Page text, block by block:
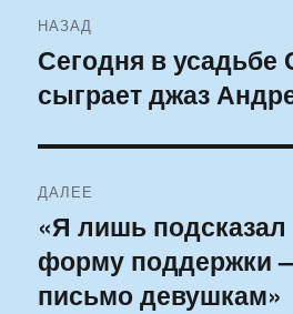
по
записям
НАЗАД
Предыдущая
запись:
Сегодня в усадьбе
сыграет джаз
ДАЛЕЕ
Следующая
запись:
«Я лишь подсказал
форму поддержки
письмо девушкам»